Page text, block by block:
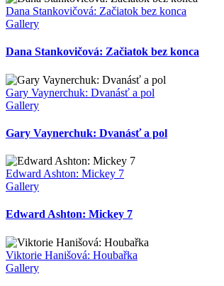
Dana Stankovičová: Začiatok bez konca
Gallery
Dana Stankovičová: Začiatok bez konca
Gary Vaynerchuk: Dvanásť a pol
Gallery
Gary Vaynerchuk: Dvanásť a pol
Edward Ashton: Mickey 7
Gallery
Edward Ashton: Mickey 7
Viktorie Hanišová: Houbařka
Gallery